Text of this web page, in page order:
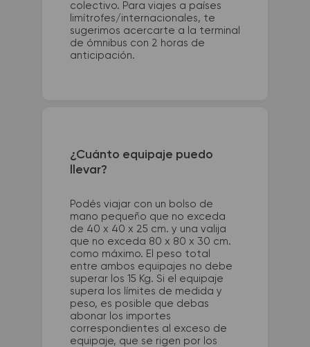
colectivo. Para viajes a países
limítrofes/internacionales, te
sugerimos acercarte a la terminal
de ómnibus con 2 horas de
anticipación.
¿Cuánto equipaje puedo
llevar?
Podés viajar con un bolso de
mano pequeño que no exceda
de 40 x 40 x 25 cm. y una valija
que no exceda 80 x 80 x 30 cm.
como máximo. El peso total
entre ambos equipajes no debe
superar los 15 Kg. Si el equipaje
supera los límites de medida y
peso, es posible que debas
abonar los importes
correspondientes al exceso de
equipaje, que se rigen por los